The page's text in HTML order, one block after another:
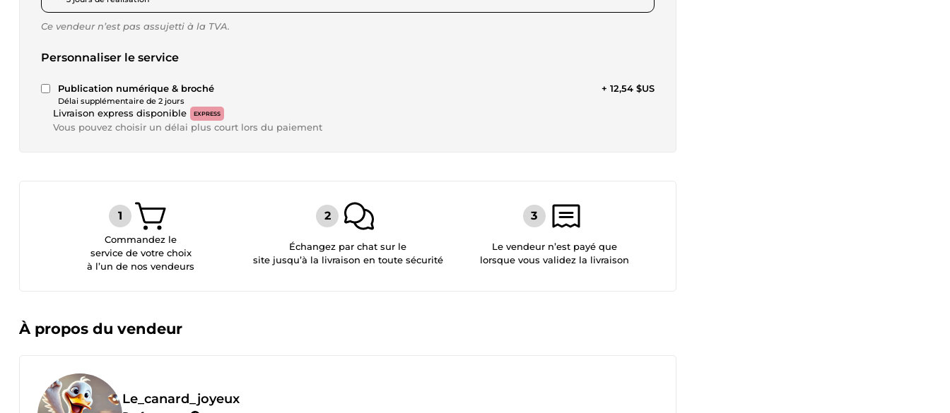
Ce vendeur n’est pas assujetti à la TVA.
Personnaliser le service
Publication numérique & broché
Délai supplémentaire de 2 jours
+ 12,54 $US
Livraison express disponible EXPRESS
Vous pouvez choisir un délai plus court lors du paiement
Commandez le
service de votre choix
à l’un de nos vendeurs
Échangez par chat sur le
site jusqu’à la livraison en toute sécurité
Le vendeur n’est payé que
lorsque vous validez la livraison
À propos du vendeur
Le_canard_joyeux